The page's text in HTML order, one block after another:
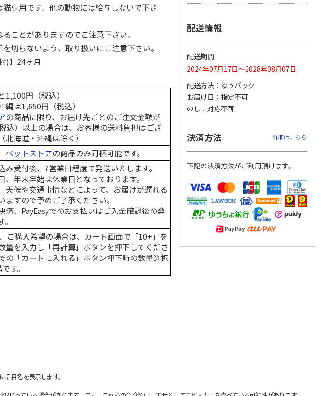
デオトイレ 飛び散
らない消臭・抗菌サ
1,320円
(送料別・税込)
無添加良品 カムカ
ムデンタルコーン
470円
(送料別・税込)
銀のスプーン パウ
チ 健康に育つ子ね
(送料別・税込)
ペット線香 虹のか
590円
CIAO 香り立つクラ
380円
猫専用です。他の動物には給与しないで下さ
ことがありますのでご注意下さい。
切らないよう、取り扱いにご注意下さい。
)】24ヶ月
1,100円（税込）
は1,650円（税込）
の商品に限り、お届け先ごとのご注文金額が
込）以上の場合は、お客様の送料負担はござ
北海道・沖縄は除く）
ペットストアの商品のみ同梱可能です。
み受付後、7営業日程度で発送いたします。
年末年始は休業日となっております。
天候や交通事情などによって、お届けが遅れる
ますので予めご了承ください。
済、PayEasyでのお支払いはご入金確認後の発
ご購入希望の場合は、カート画面で「10+」を
量を入力し「再計算」ボタンを押下してくださ
の「カートに入れる」ボタン押下時の数量選択
す。
配送情報
配送期間
2024年07月17日～2028年08月07日
配送方法
ゆうパック
お届け日
指定不可
のし
対応不可
決済方法 詳細はこちら
下記の決済方法がご利用頂けます。
目名を表示します。